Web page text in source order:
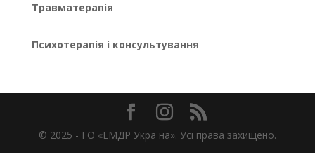
Травматерапія
Психотерапія і консультування
© 2025 - ГО «ЕМДР Україна». Усі права захищено.